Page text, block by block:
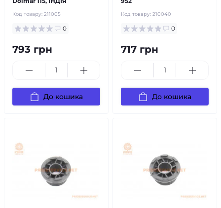
Код товару: 211005
0
793 грн
До кошика
Код товару: 210040
0
717 грн
До кошика